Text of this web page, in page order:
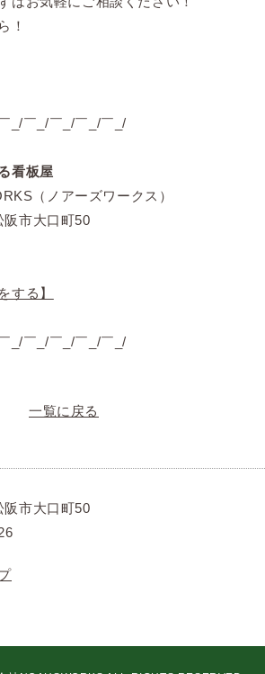
！
_/￣_/￣_/￣_/￣_/
看板屋
（ノアーズワークス）
阪市大口町50
する】
_/￣_/￣_/￣_/￣_/
一覧に戻る
阪市大口町50